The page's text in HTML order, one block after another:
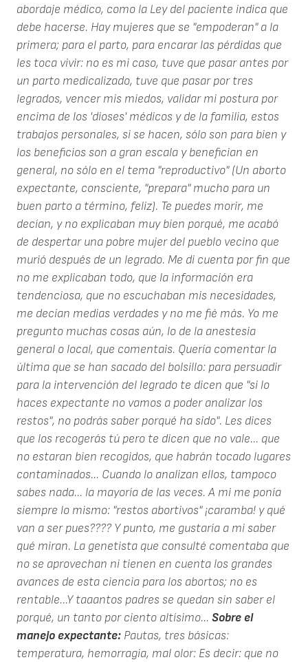
abordaje médico, como la Ley del paciente indica que
debe hacerse. Hay mujeres que se "empoderan" a la
primera; para el parto, para encarar las pérdidas que
les toca vivir: no es mi caso, tuve que pasar antes por
un parto medicalizado, tuve que pasar por tres
legrados, vencer mis miedos, validar mi postura por
encima de los 'dioses' médicos y de la familia, estos
trabajos personales, si se hacen, sólo son para bien y
los beneficios son a gran escala y benefician en
general, no sólo en el tema "reproductivo" (Un aborto
expectante, consciente, "prepara" mucho para un
buen parto a término, feliz). Te puedes morir, me
decían, y no explicaban muy bien porqué, me acabó
de despertar una pobre mujer del pueblo vecino que
murió después de un legrado. Me di cuenta por fin que
no me explicaban todo, que la información era
tendenciosa, que no escuchaban mis necesidades,
me decían medias verdades y no me fié más. Yo me
pregunto muchas cosas aún, lo de la anestesia
general o local, que comentais. Quería comentar la
última que se han sacado del bolsillo: para persuadir
para la intervención del legrado te dicen que "si lo
haces expectante no vamos a poder analizar los
restos", no podrás saber porqué ha sido". Les dices
que los recogerás tú pero te dicen que no vale... que
no estaran bien recogidos, que habrán tocado lugares
contaminados... Cuando lo analizan ellos, tampoco
sabes nada... la mayoría de las veces. A mi me ponía
siempre lo mismo: "restos abortivos" ¡caramba! y qué
van a ser pues???? Y punto, me gustaría a mi saber
qué miran. La genetista que consulté comentaba que
no se aprovechan ni tienen en cuenta los grandes
avances de esta ciencia para los abortos; no es
rentable...Y taaantos padres se quedan sin saber el
porqué, un tanto por ciento altísimo... Sobre el
manejo expectante: Pautas, tres básicas:
temperatura, hemorragia, mal olor: Es decir: que no